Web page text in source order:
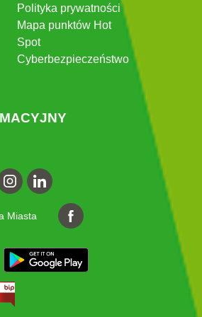
Polityka prywatności
Mapa punktów Hot
Spot
Cyberbezpieczeństwo
Miasta